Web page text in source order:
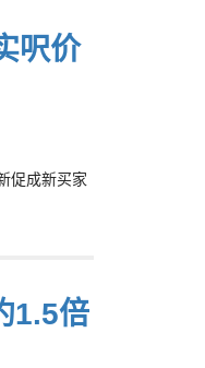
呎价
促成新买家
1.5倍